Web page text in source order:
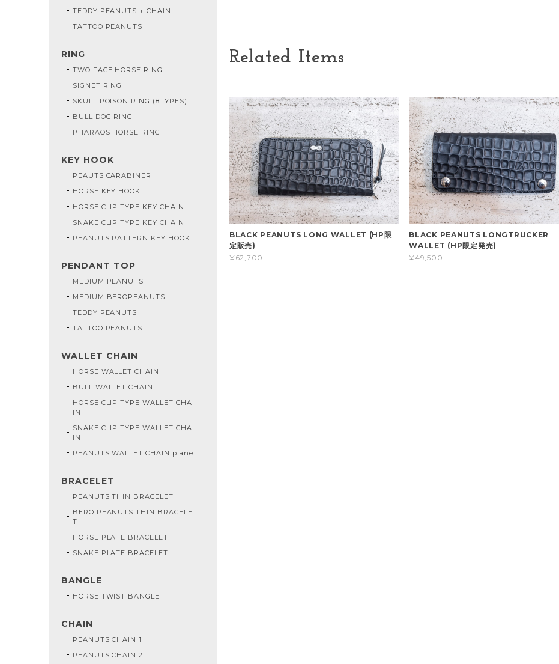
Related Items
BLACK PEANUTS LONG WALLET (HP限
定販売)
¥62,700
BLACK PEANUTS LONGTRUCKER
WALLET (HP限定発売)
¥49,500
TEDDY PEANUTS + CHAIN
TATTOO PEANUTS
RING
TWO FACE HORSE RING
SIGNET RING
SKULL POISON RING (8TYPES)
BULL DOG RING
PHARAOS HORSE RING
KEY HOOK
PEAUTS CARABINER
HORSE KEY HOOK
HORSE CLIP TYPE KEY CHAIN
SNAKE CLIP TYPE KEY CHAIN
PEANUTS PATTERN KEY HOOK
PENDANT TOP
MEDIUM PEANUTS
MEDIUM BEROPEANUTS
TEDDY PEANUTS
TATTOO PEANUTS
WALLET CHAIN
HORSE WALLET CHAIN
BULL WALLET CHAIN
HORSE CLIP TYPE WALLET CHA
IN
SNAKE CLIP TYPE WALLET CHA
IN
PEANUTS WALLET CHAIN plane
BRACELET
PEANUTS THIN BRACELET
BERO PEANUTS THIN BRACELE
T
HORSE PLATE BRACELET
SNAKE PLATE BRACELET
BANGLE
HORSE TWIST BANGLE
CHAIN
PEANUTS CHAIN 1
PEANUTS CHAIN 2